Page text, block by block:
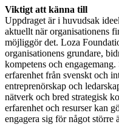
Viktigt att känna till
Uppdraget är i huvudsak
aktuellt när organisationens
möjliggör det. Loza
organisationens grundare,
kompetens och
erfarenhet från svenskt och
entreprenörskap och
nätverk och bred strategisk
erfarenhet och resurser kan
engagera sig för något större